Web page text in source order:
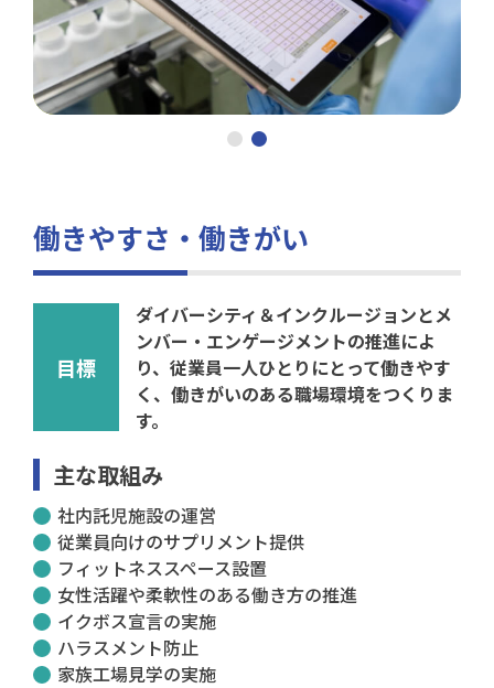
働きやすさ・働きがい
目標
ダイバーシティ＆インクルージョンとメ
ンバー・エンゲージメントの推進によ
り、従業員一人ひとりにとって働きやす
く、働きがいのある職場環境をつくりま
す。
主な取組み
社内託児施設の運営
従業員向けのサプリメント提供
フィットネススペース設置
女性活躍や柔軟性のある働き方の推進
イクボス宣言の実施
ハラスメント防止
家族工場見学の実施